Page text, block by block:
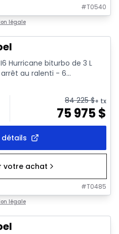
#T0540
légale
Hurricane biturbo de 3 L
au ralenti - 6...
84 225$+ tx
75 975$
détails
votre achat
#T0485
légale